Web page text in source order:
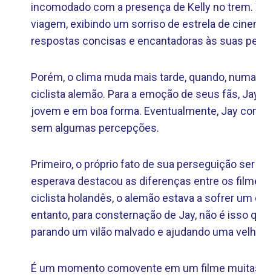
incomodado com a presença de Kelly no
viagem, exibindo um sorriso de estrela de
respostas concisas e encantadoras às suas
Porém, o clima muda mais tarde, quando,
ciclista alemão. Para a emoção de seus fãs,
jovem e em boa forma. Eventualmente, Jay
sem algumas percepções.
Primeiro, o próprio fato de sua perseguição
esperava destacou as diferenças entre os
ciclista holandês, o alemão estava a sofrer
entanto, para consternação de Jay, não é isso
parando um vilão malvado e ajudando uma
É um momento comovente em um filme